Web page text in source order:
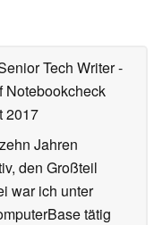
Tech Writer-
Notebookcheck
2017
Jahren
den Großteil
war ich unter
tätig